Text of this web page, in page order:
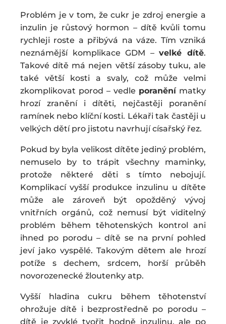
Problém je v tom, že cukr je zdroj energie a
inzulin je růstový hormon – dítě kvůli tomu
rychleji roste a přibývá na váze. Tím vzniká
neznámější komplikace GDM –velké dítě.
Takové dítě má nejen větší zásoby tuku, ale
také větší kosti a svaly, což může velmi
zkomplikovat porod – vedle poraněnímatky
hrozí zranění i dítěti, nejčastěji poranění
ramínek nebo klíční kosti. Lékaři tak častěji u
velkých dětí pro jistotu navrhují císařský řez.
Pokud by byla velikost dítěte jediný problém,
nemuselo by to trápit všechny maminky,
protože některé děti s tímto nebojují.
Komplikací vyšší produkce inzulinu u dítěte
může ale zároveň být opožděný vývoj
vnitřních orgánů, což nemusí být viditelný
problém během těhotenských kontrol ani
ihned po porodu – dítě se na první pohled
jeví jako vyspělé. Takovým dětem ale hrozí
potíže s dechem, srdcem, horší průběh
novorozenecké žloutenky atp.
Vyšší hladina cukru během těhotenství
ohrožuje dítě i bezprostředně po porodu –
dítě je zvyklé tvořit hodně inzulinu, ale po